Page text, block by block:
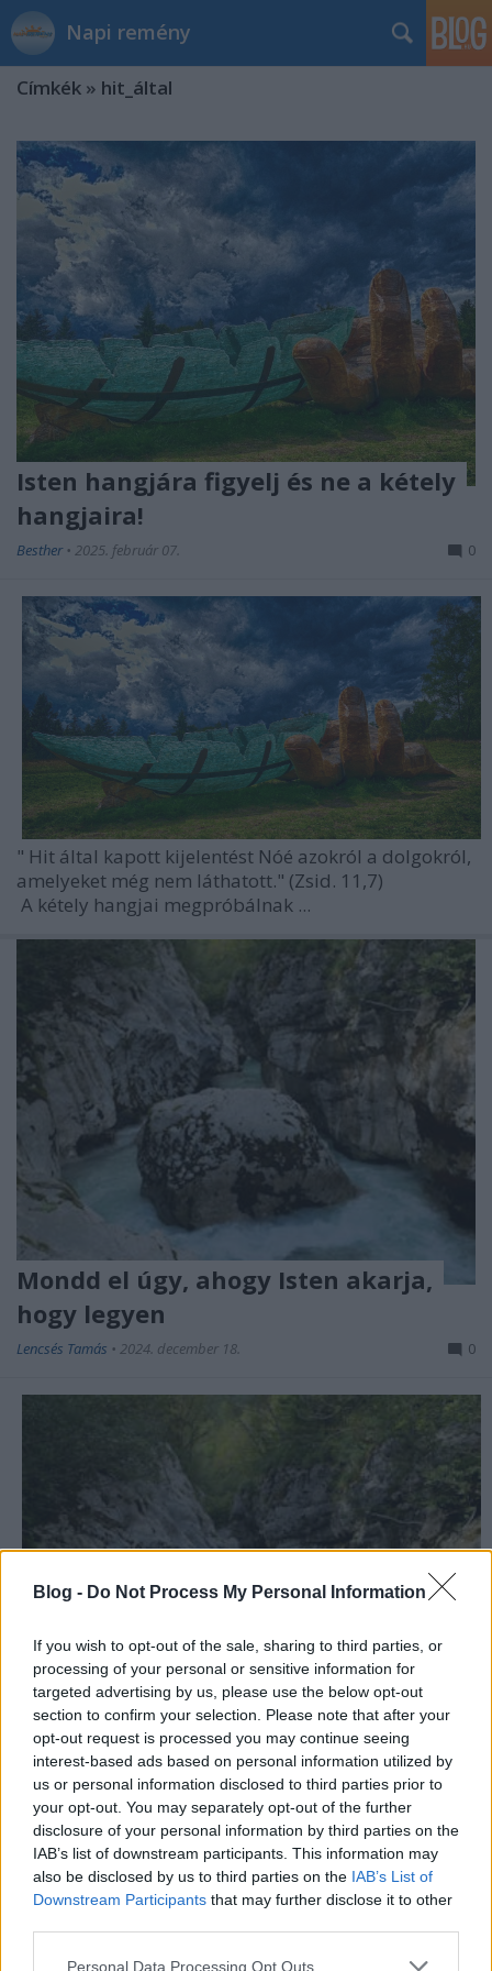
Blog - Do Not Process My Personal Information
If you wish to opt-out of the sale, sharing to third parties, or
processing of your personal or sensitive information for
targeted advertising by us, please use the below opt-out
section to confirm your selection. Please note that after your
opt-out request is processed you may continue seeing
interest-based ads based on personal information utilized by
us or personal information disclosed to third parties prior to
your opt-out. You may separately opt-out of the further
disclosure of your personal information by third parties on the
IAB’s list of downstream participants. This information may
also be disclosed by us to third parties on the IAB’s List of
Downstream Participants that may further disclose it to other
Please note that this website/app uses one or more Google
Personal Data Processing Opt Outs
Napi remény
Címkék » hit_által
Isten hangjára figyelj és ne a kétely
hangjaira!
Besther • 2025. február 07. 0
" Hit által kapott kijelentést Nóé azokról a dolgokról,
amelyeket még nem láthatott." (Zsid. 11,7)
A kétely hangjai megpróbálnak ...
Mondd el úgy, ahogy Isten akarja,
hogy legyen
Lencsés Tamás • 2024. december 18. 0
„(Isten) olyan bizonyossággal beszél a jövőbeli
eseményekről, mintha azok már a múltban